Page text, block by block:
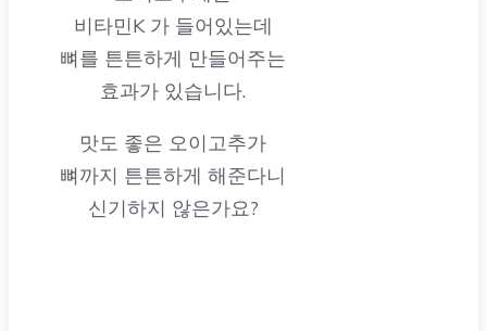
비타민K 가 들어있는데
뼈를 튼튼하게 만들어주는
효과가 있습니다.
맛도 좋은 오이고추가
뼈까지 튼튼하게 해준다니
신기하지 않은가요?